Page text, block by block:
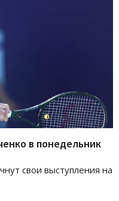
в понедельник
свои выступления на